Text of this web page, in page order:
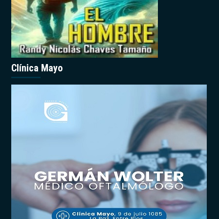
Clínica Mayo